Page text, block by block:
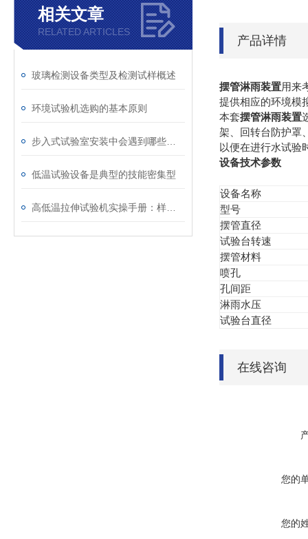
相关文章
RELATED ARTICLES
玻璃检测设备类型及检测试样概述
环境试验机选购的基本原则
低温试验设备是典型的技能密集型
产品详情
摆管淋雨装置用来
提供相应的环境模
本套摆管淋雨装置
架、回转台防护罩
以便在进行水试验
设备技术参数
设备名称
型号
摆管直径
试验台转速
摆管材料
喷孔
孔间距
淋雨水压
试验台直径
在线咨询
您的
您的